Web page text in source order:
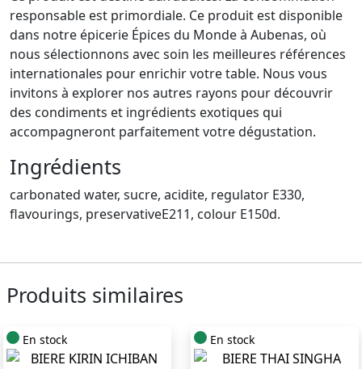
responsable est primordiale. Ce produit est disponible
dans notre épicerie Épices du Monde à Aubenas, où
nous sélectionnons avec soin les meilleures références
internationales pour enrichir votre table. Nous vous
invitons à explorer nos autres rayons pour découvrir
des condiments et ingrédients exotiques qui
accompagneront parfaitement votre dégustation.
Ingrédients
carbonated water, sucre, acidite, regulator E330,
flavourings, preservativeE211, colour E150d.
Produits similaires
En stock En stock